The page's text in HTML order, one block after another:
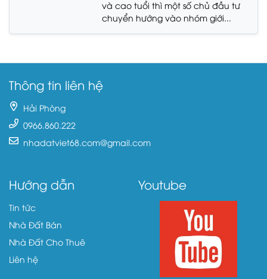
và cao tuổi thì một số chủ đầu tư
chuyển hướng vào nhóm giới...
Thông tin liên hệ
Hải Phòng
0966.860.222
nhadatviet68.com@gmail.com
Hướng dẫn
Tin tức
Nhà Đất Bán
Nhà Đất Cho Thuê
Liên hệ
Youtube